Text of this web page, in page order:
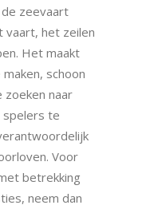
zeevaart
vaart, het zeilen
Het maakt
schoon
zoeken naar
spelers te
Voor
betrekking
neem dan